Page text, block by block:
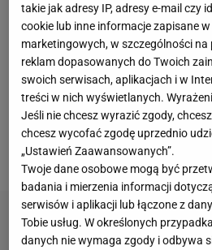
zrezygnowałam z bycia
zdecydowałam, że
mężem za granicę, gdzie
Przeprowadziłam się,
zawodach z orzełkiem na
drugim Międzynarodowym
Sporcie w Hiszpanii.
takie jak adresy IP, adresy e-mail czy
cookie lub inne informacje zapisane
marketingowych, w szczególności
reklam dopasowanych do Twoich
swoich serwisach, aplikacjach i w
treści w nich wyświetlanych.
Jeśli nie chcesz wyrazić zgody,
chcesz wycofać zgodę uprzednio
„Ustawień Zaawansowanych”.
Twoje dane osobowe mogą być
badania i mierzenia informacji
serwisów i aplikacji lub łączone z
Tobie usług. W określonych
danych nie wymaga zgody i odbywa